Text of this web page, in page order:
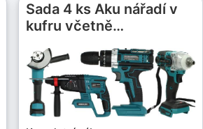
Sada 4 ks Aku nářadí v
kufru včetně…